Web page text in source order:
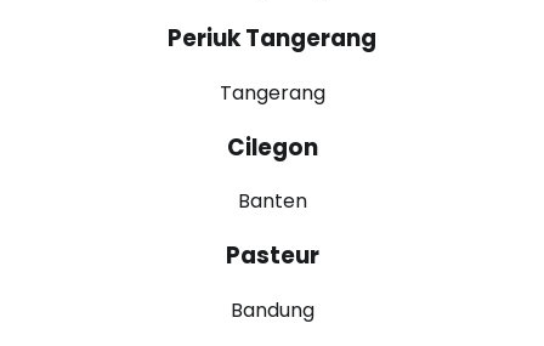
Periuk Tangerang
Tangerang
Cilegon
Banten
Pasteur
Bandung